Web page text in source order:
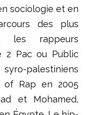
sociologie et en
des plus
les rappeurs
2 Pac ou Public
palestiniens
of Rap en 2005
et Mohamed,